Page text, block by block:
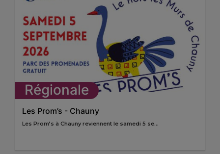
Régionale
Les Prom’s - Chauny
Les Prom’s à Chauny reviennent le samedi 5 se...